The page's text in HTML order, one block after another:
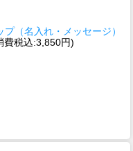
（名入れ・メッセージ）
費税込:3,850円)